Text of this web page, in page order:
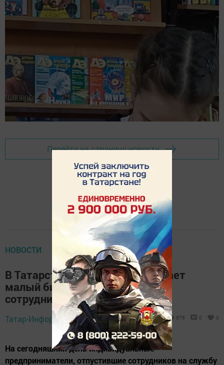
Перейти на страницу новости
НОВОСТИ
В Татарстане поддержку получает
малый бизнес, отпустивший
сотрудников на СВО
Татар-Информ, 14 ноября 2024 - 16:48 676 0 0
На сегодняшний день индивидуальные
предприниматели, отпустившие сотрудников на службу